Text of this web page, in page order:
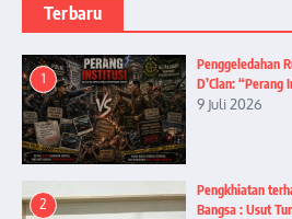
Terbaru
1
Penggeledahan
D’Clan: “Perang
9 Juli 2026
2
Pengkhiatan
Bangsa : Usut